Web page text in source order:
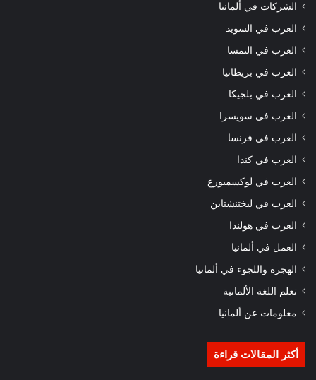
الشركات في ألمانيا
العرب في السويد
العرب في النمسا
العرب في بريطانيا
العرب في بلجيكا
العرب في سويسرا
العرب في فرنسا
العرب في كندا
العرب في لوكسمبورغ
العرب في ليختنشتاين
العرب في هولندا
العمل في ألمانيا
الهجرة واللجوء في ألمانيا
تعلم اللغة الألمانية
معلومات عن ألمانيا
أكثر المقالات قراءة